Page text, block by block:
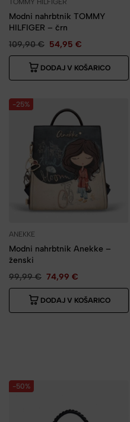
Modni nahrbtnik TOMMY
HILFIGER – črn
109,90€ 54,95 €
DODAJ V KOŠARICO
-25%
ANEKKE
Modni nahrbtnik Anekke –
ženski
99,99€ 74,99 €
DODAJ V KOŠARICO
-50%